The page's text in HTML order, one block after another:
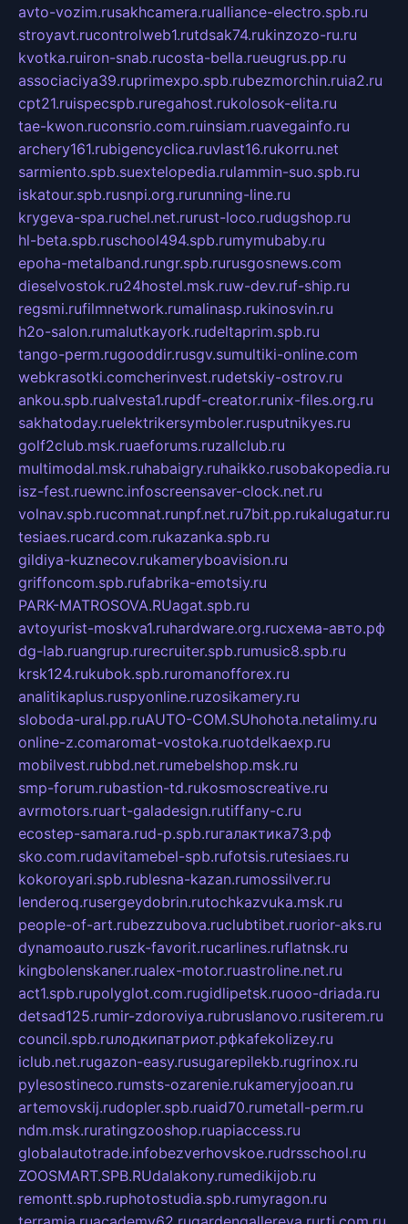
avto-vozim.rusakhcamera.rualliance-electro.spb.ru
stroyavt.rucontrolweb1.rutdsak74.rukinzozo-ru.ru
kvotka.ruiron-snab.rucosta-bella.rueugrus.pp.ru
associaciya39.ruprimexpo.spb.rubezmorchin.ruia2.ru
cpt21.ruispecspb.ruregahost.rukolosok-elita.ru
tae-kwon.ruconsrio.com.ruinsiam.ruavegainfo.ru
archery161.rubigencyclica.ruvlast16.rukorru.net
sarmiento.spb.suextelopedia.rulammin-suo.spb.ru
iskatour.spb.rusnpi.org.rurunning-line.ru
krygeva-spa.ruchel.net.rurust-loco.rudugshop.ru
hl-beta.spb.ruschool494.spb.rumymubaby.ru
epoha-metalband.rungr.spb.rurusgosnews.com
dieselvostok.ru24hostel.msk.ruw-dev.ruf-ship.ru
regsmi.rufilmnetwork.rumalinasp.rukinosvin.ru
h2o-salon.rumalutkayork.rudeltaprim.spb.ru
tango-perm.rugooddir.rusgv.sumultiki-online.com
webkrasotki.comcherinvest.rudetskiy-ostrov.ru
ankou.spb.rualvesta1.rupdf-creator.runix-files.org.ru
sakhatoday.ruelektrikersymboler.rusputnikyes.ru
golf2club.msk.ruaeforums.ruzallclub.ru
multimodal.msk.ruhabaigry.ruhaikko.rusobakopedia.ru
isz-fest.ruewnc.infoscreensaver-clock.net.ru
volnav.spb.rucomnat.runpf.net.ru7bit.pp.rukalugatur.ru
tesiaes.rucard.com.rukazanka.spb.ru
gildiya-kuznecov.rukameryboavision.ru
griffoncom.spb.rufabrika-emotsiy.ru
PARK-MATROSOVA.RUagat.spb.ru
avtoyurist-moskva1.ruhardware.org.ruсхема-авто.рф
dg-lab.ruangrup.rurecruiter.spb.rumusic8.spb.ru
krsk124.rukubok.spb.ruromanofforex.ru
analitikaplus.ruspyonline.ruzosikamery.ru
sloboda-ural.pp.ruAUTO-COM.SUhohota.netalimy.ru
online-z.comaromat-vostoka.ruotdelkaexp.ru
mobilvest.rubbd.net.rumebelshop.msk.ru
smp-forum.rubastion-td.rukosmoscreative.ru
avrmotors.ruart-galadesign.rutiffany-c.ru
ecostep-samara.rud-p.spb.ruгалактика73.рф
sko.com.rudavitamebel-spb.rufotsis.rutesiaes.ru
kokoroyari.spb.rublesna-kazan.rumossilver.ru
lenderoq.rusergeydobrin.rutochkazvuka.msk.ru
people-of-art.rubezzubova.ruclubtibet.ruorior-aks.ru
dynamoauto.ruszk-favorit.rucarlines.ruflatnsk.ru
kingbolenskaner.rualex-motor.ruastroline.net.ru
act1.spb.rupolyglot.com.rugidlipetsk.ruooo-driada.ru
detsad125.rumir-zdoroviya.rubruslanovo.rusiterem.ru
council.spb.ruлодкипатриот.рфkafekolizey.ru
iclub.net.rugazon-easy.rusugarepilekb.rugrinox.ru
pylesostineco.rumsts-ozarenie.rukameryjooan.ru
artemovskij.rudopler.spb.ruaid70.rumetall-perm.ru
ndm.msk.ruratingzooshop.ruapiaccess.ru
globalautotrade.infobezverhovskoe.rudrsschool.ru
ZOOSMART.SPB.RUdalakony.rumedikijob.ru
remontt.spb.ruphotostudia.spb.rumyragon.ru